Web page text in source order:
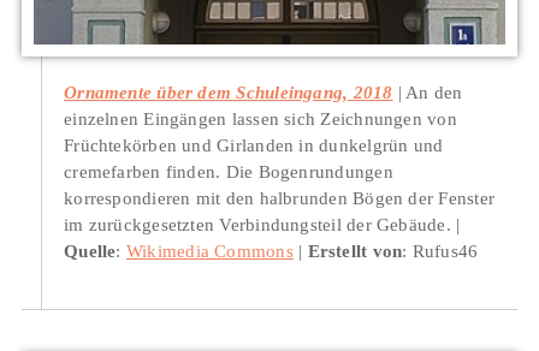
Ornamente über dem Schuleingang, 2018
An den
einzelnen Eingängen lassen sich Zeichnungen von
Früchtekörben und Girlanden in dunkelgrün und
cremefarben finden. Die Bogenrundungen
korrespondieren mit den halbrunden Bögen der Fenster
im zurückgesetzten Verbindungsteil der Gebäude.
Quelle: Wikimedia Commons Erstellt von: Rufus46